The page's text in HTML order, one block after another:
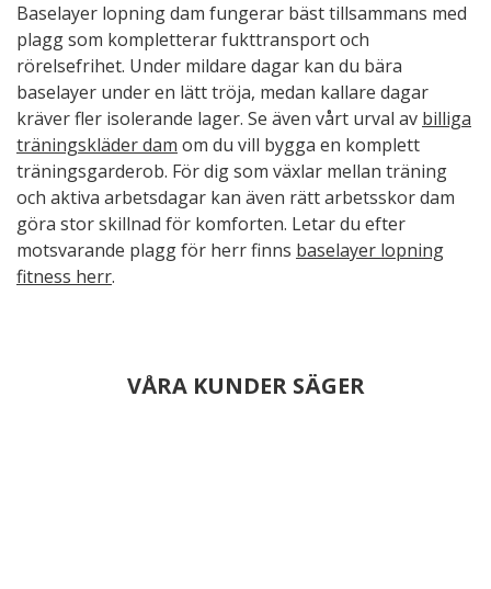
Baselayer lopning dam fungerar bäst tillsammans med
plagg som kompletterar fukttransport och
rörelsefrihet. Under mildare dagar kan du bära
baselayer under en lätt tröja, medan kallare dagar
kräver fler isolerande lager. Se även vårt urval av billiga
träningskläder dam om du vill bygga en komplett
träningsgarderob. För dig som växlar mellan träning
och aktiva arbetsdagar kan även rätt arbetsskor dam
göra stor skillnad för komforten. Letar du efter
motsvarande plagg för herr finns baselayer lopning
fitness herr.
VÅRA KUNDER SÄGER